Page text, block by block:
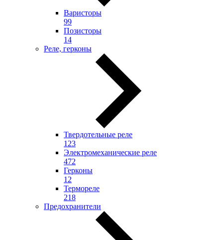
Варисторы
99
Позисторы
14
Реле, герконы
Твердотельные реле
123
Электромеханические реле
472
Герконы
12
Термореле
218
Предохранители